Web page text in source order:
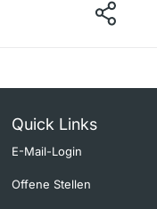
Quick Links
E-Mail-Login
Offene Stellen